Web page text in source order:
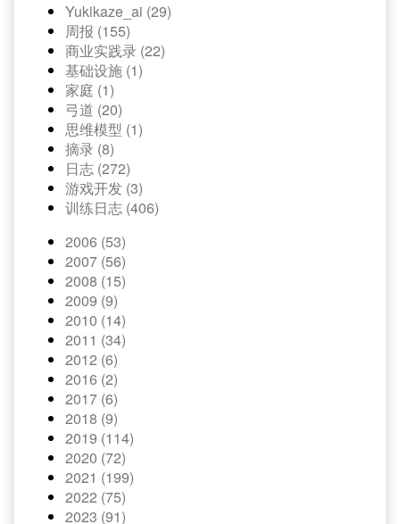
Yukikaze_ai (29)
周报 (155)
商业实践录 (22)
基础设施 (1)
家庭 (1)
弓道 (20)
思维模型 (1)
摘录 (8)
日志 (272)
游戏开发 (3)
训练日志 (406)
2006 (53)
2007 (56)
2008 (15)
2009 (9)
2010 (14)
2011 (34)
2012 (6)
2016 (2)
2017 (6)
2018 (9)
2019 (114)
2020 (72)
2021 (199)
2022 (75)
2023 (91)